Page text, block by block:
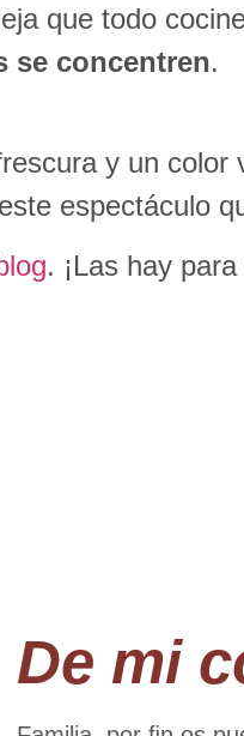
que todo
se concentren.
y un color
espectáculo
. ¡Las hay
De mi